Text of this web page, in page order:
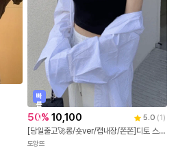
빠
른
출
발
50% 10,100 5.0 (1 )
[당일출고🚀롱/숏ver/캡내장/쫀쫀]디토 스퀘어 슬림 크롭 이너 끈나시 캡내장 데일리 민소매 크롭탑
도앙뜨